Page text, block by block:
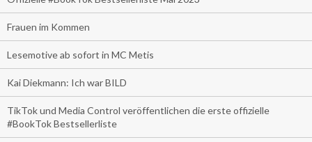
Frauen im Kommen
Lesemotive ab sofort in MC Metis
Kai Diekmann: Ich war BILD
TikTok und Media Control veröffentlichen die erste offizielle
#BookTok Bestsellerliste